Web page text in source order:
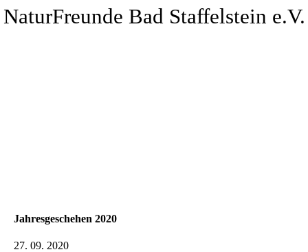
NaturFreunde Bad Staffelstein e.V.
Jahresgeschehen 2020
27. 09. 2020